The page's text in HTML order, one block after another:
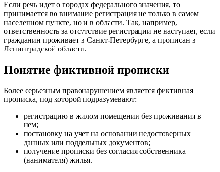
Если речь идет о городах федерального значения, то
принимается во внимание регистрация не только в самом
населенном пункте, но и в области. Так, например,
ответственность за отсутствие регистрации не наступает, если
гражданин проживает в Санкт-Петербурге, а прописан в
Ленинградской области.
Понятие фиктивной прописки
Более серьезным правонарушением является фиктивная
прописка, под которой подразумевают:
регистрацию в жилом помещении без проживания в
нем;
постановку на учет на основании недостоверных
данных или поддельных документов;
получение прописки без согласия собственника
(нанимателя) жилья.